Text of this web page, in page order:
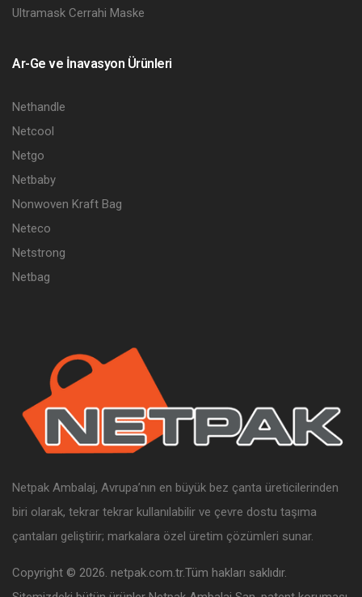
Netpak Ambalaj, Avrupa’nın en büyük bez çanta üreticilerinden
biri olarak, tekrar tekrar kullanılabilir ve çevre dostu taşıma
çantaları geliştirir; markalara özel üretim çözümleri sunar.
Copyright © 2026. netpak.com.tr.Tüm hakları saklıdır.
Ar-Ge ve İnavasyon Ürünleri
Nethandle
Netcool
Netgo
Netbaby
Nonwoven Kraft Bag
Neteco
Netstrong
Netbag
Ultramask Cerrahi Maske